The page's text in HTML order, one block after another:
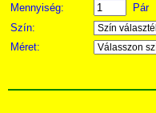
Mennyiség:
Pár
Szín:
Méret: